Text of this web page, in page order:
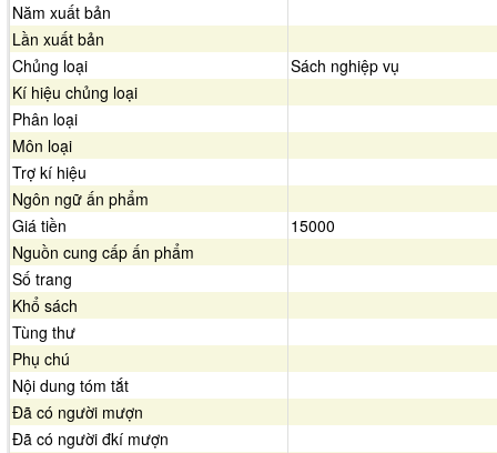
Năm xuất bản
Lần xuất bản
Chủng loại
Sách nghiệp vụ
Kí hiệu chủng loại
Phân loại
Môn loại
Trợ kí hiệu
Ngôn ngữ ấn phẩm
Giá tiền
15000
Nguồn cung cấp ấn phẩm
Số trang
Khổ sách
Tùng thư
Phụ chú
Nội dung tóm tắt
Đã có người mượn
Đã có người đkí mượn